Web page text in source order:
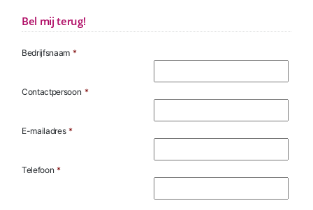
Bel mij terug!
Bedrijfsnaam *
Contactpersoon *
E-mailadres *
Telefoon *